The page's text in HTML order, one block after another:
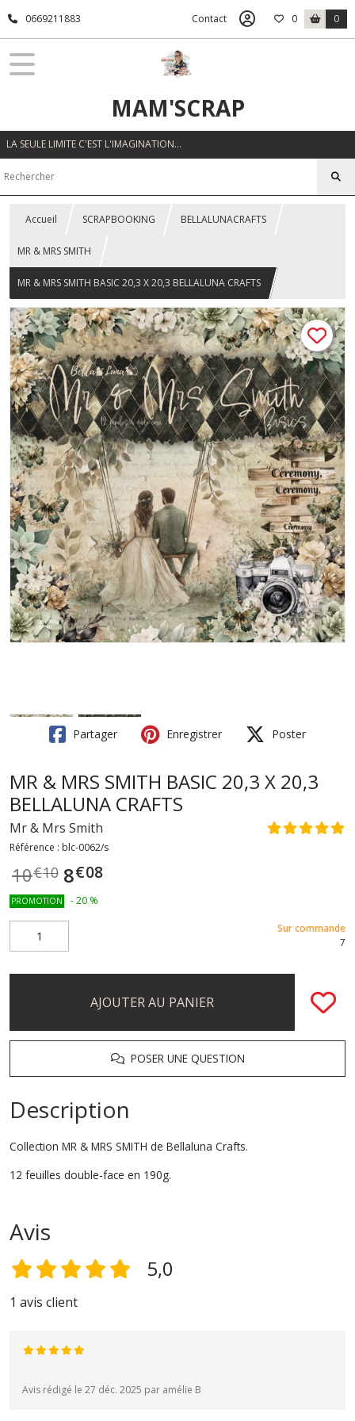
0669211883 Contact 0 0
MAM'SCRAP
LA SEULE LIMITE C'EST L'IMAGINATION…
Accueil SCRAPBOOKING BELLALUNACRAFTS
MR & MRS SMITH
MR & MRS SMITH BASIC 20,3 X 20,3 BELLALUNA CRAFTS
Partager Enregistrer Poster
MR & MRS SMITH BASIC 20,3 X 20,3
BELLALUNA CRAFTS
Mr & Mrs Smith
Référence : blc-0062/s
10€10 8€08
PROMOTION -20 %
Sur commande
7
AJOUTER AU PANIER
POSER UNE QUESTION
Description
Collection MR & MRS SMITH de Bellaluna Crafts.
12 feuilles double-face en 190g.
Avis
5,0
1 avis client
Avis rédigé le 27 déc. 2025 par amélie B